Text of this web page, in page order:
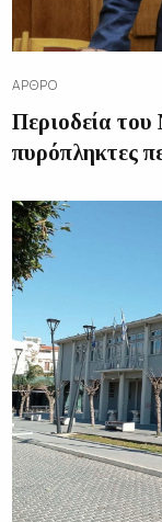
ΆΡΘΡΟ
Περιοδεία
πυρόπληκτες